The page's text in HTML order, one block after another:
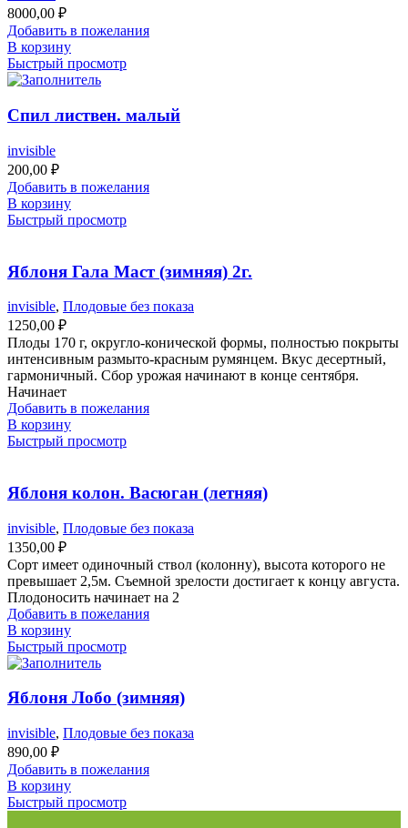
8000,00 ₽
Добавить в пожелания
В корзину
Быстрый просмотр
Спил листвен. малый
invisible
200,00 ₽
Добавить в пожелания
В корзину
Быстрый просмотр
Яблоня Гала Маст (зимняя) 2г.
invisible, Плодовые без показа
1250,00 ₽
Плоды 170 г, округло-конической формы, полностью покрыты
интенсивным размыто-красным румянцем. Вкус десертный,
гармоничный. Сбор урожая начинают в конце сентября.
Начинает
Добавить в пожелания
В корзину
Быстрый просмотр
Яблоня колон. Васюган (летняя)
invisible, Плодовые без показа
1350,00 ₽
Сорт имеет одиночный ствол (колонну), высота которого не
превышает 2,5м. Съемной зрелости достигает к концу августа.
Плодоносить начинает на 2
Добавить в пожелания
В корзину
Быстрый просмотр
Яблоня Лобо (зимняя)
invisible, Плодовые без показа
890,00 ₽
Добавить в пожелания
В корзину
Быстрый просмотр